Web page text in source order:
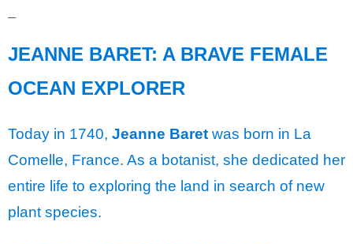
JEANNE BARET: A BRAVE FEMALE
OCEAN EXPLORER
Today in 1740, Jeanne Baret was born in La
Comelle, France. As a botanist, she dedicated her
entire life to exploring the land in search of new
plant species.